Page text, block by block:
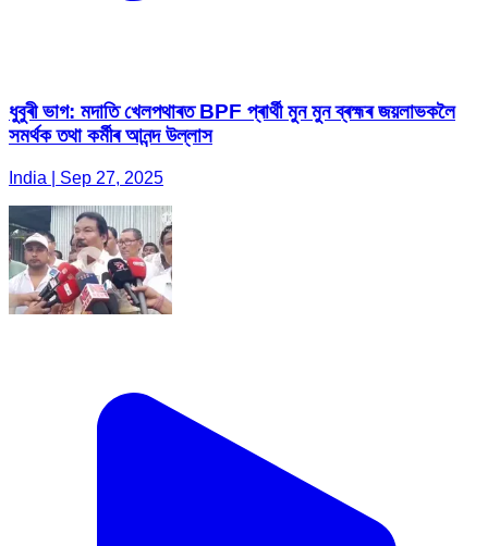
ধুবুৰী ভাগ: মদাতি খেলপথাৰত BPF প্ৰাৰ্থী মুন মুন ব্ৰহ্মৰ জয়লাভকলৈ
সমৰ্থক তথা কৰ্মীৰ আনন্দ উল্লাস
India | Sep 27, 2025